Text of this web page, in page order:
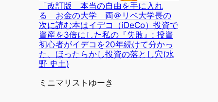
「改訂版 本当の自由を手に入れ
る お金の大学」両＠リベ大学長の
次に読む本はイデコ（iDeCo）投資で
資産を3倍にした私の『失敗』: 投資
初心者がイデコを20年続けて分かっ
た、ほったらかし投資の落とし穴(水
野 史土)
投稿者
ミニマリストゆーき